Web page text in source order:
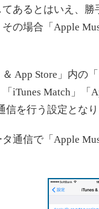
あるとはいえ、勝
の場合「Apple
App Store」内の
「iTunes Match」
を行う設定となり
通信で「Apple